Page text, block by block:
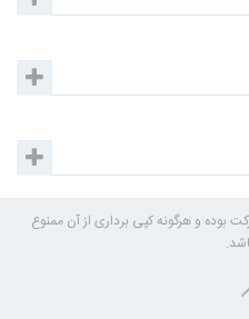
بوده و هرگونه کپی برداری از آن ممنوع